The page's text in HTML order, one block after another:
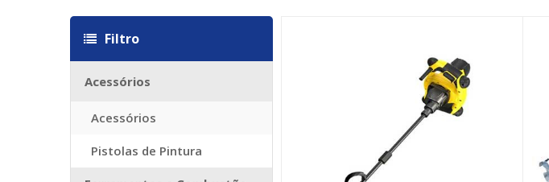
Filtro
Acessórios
Acessórios
Pistolas de Pintura